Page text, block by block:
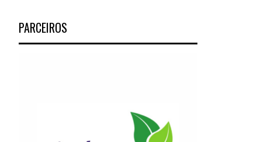
PARCEIROS